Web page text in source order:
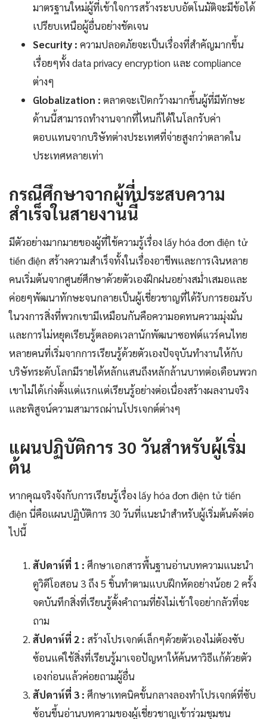
มาตรฐานใหม่ผู้ที่เข้าใจการสร้างระบบอัตโนมัติจะมีข้อได้
เปรียบเหนือผู้อื่นอย่างชัดเจน
Security : ความปลอดภัยจะเป็นเรื่องที่สำคัญมากขึ้น
เรื่อยๆทั้ง data privacy encryption และ compliance
ต่างๆ
Globalization : ตลาดจะเปิดกว้างมากขึ้นผู้ที่มีทักษะ
ด้านนี้สามารถทำงานจากที่ไหนก็ได้ในโลกรับค่า
ตอบแทนจากบริษัทต่างประเทศที่จ่ายสูงกว่าตลาดใน
ประเทศหลายเท่า
กรณีศึกษาจากผู้ที่ประสบความ
สำเร็จในสายงานนี้
มีตัวอย่างมากมายของผู้ที่ใช้ความรู้เรื่อง lấy hóa đơn điện tử
tiền điện สร้างความสำเร็จทั้งในเรื่องอาชีพและการเงินหลาย
คนเริ่มต้นจากศูนย์ศึกษาด้วยตัวเองฝึกฝนอย่างสม่ำเสมอและ
ค่อยๆพัฒนาทักษะจนกลายเป็นผู้เชี่ยวชาญที่ได้รับการยอมรับ
ในวงการสิ่งที่พวกเขามีเหมือนกันคือความอดทนความมุ่งมั่น
และการไม่หยุดเรียนรู้ตลอดเวลานักพัฒนาซอฟต์แวร์คนไทย
หลายคนที่เริ่มจากการเรียนรู้ด้วยตัวเองปัจจุบันทำงานให้กับ
บริษัทระดับโลกมีรายได้หลักแสนถึงหลักล้านบาทต่อเดือนพวก
เขาไม่ได้เก่งตั้งแต่แรกแต่เรียนรู้อย่างต่อเนื่องสร้างผลงานจริง
และพิสูจน์ความสามารถผ่านโปรเจกต์ต่างๆ
แผนปฏิบัติการ 30 วันสำหรับผู้เริ่ม
ต้น
หากคุณจริงจังกับการเรียนรู้เรื่อง lấy hóa đơn điện tử tiền
điện นี่คือแผนปฏิบัติการ 30 วันที่แนะนำสำหรับผู้เริ่มต้นดังต่อ
ไปนี้
สัปดาห์ที่ 1 : ศึกษาเอกสารพื้นฐานอ่านบทความแนะนำ
ดูวิดีโอสอน 3 ถึง 5 ชิ้นทำตามแบบฝึกหัดอย่างน้อย 2 ครั้ง
จดบันทึกสิ่งที่เรียนรู้ตั้งคำถามที่ยังไม่เข้าใจอย่ากลัวที่จะ
ถาม
สัปดาห์ที่ 2 : สร้างโปรเจกต์เล็กๆด้วยตัวเองไม่ต้องซับ
ซ้อนแค่ใช้สิ่งที่เรียนรู้มาเจอปัญหาให้ค้นหาวิธีแก้ด้วยตัว
เองก่อนแล้วค่อยถามผู้อื่น
สัปดาห์ที่ 3 : ศึกษาเทคนิคขั้นกลางลองทำโปรเจกต์ที่ซับ
ซ้อนขึ้นอ่านบทความของผู้เชี่ยวชาญเข้าร่วมชุมชน